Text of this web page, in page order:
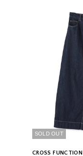
SOLD OUT
CROSS FUNCTION